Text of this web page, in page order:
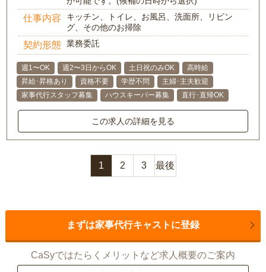
仕事内容
キッチン、トイレ、お風呂、洗面所、リビン
グ、その他のお掃除
契約形態 業務委託
週1〜OK 週2〜3日からOK 土日祝のみOK
高時給
昇給･昇格あり
資格不要 学歴不問
主婦･主夫歓迎
家事代行スタッフ募集
ハウスキーパー募集 直行･直帰OK
この求人の詳細を見る
1 2 3 最後
まずは家事代行キャストに登録
CaSyではたらくメリットなど求人概要のご案内